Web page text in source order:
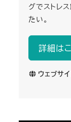
グでストレ
たい。
詳細は
ウェブサイ